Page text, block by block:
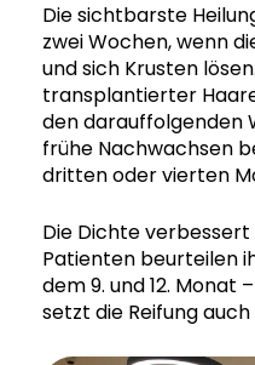
Die sichtbarste
zwei Wochen, wenn
und sich Krusten
transplantierter
den darauffolgenden
frühe Nachwachsen
dritten oder vierten
Die Dichte
Patienten beurteilen
dem 9. und 12. Monat
setzt die Reifung